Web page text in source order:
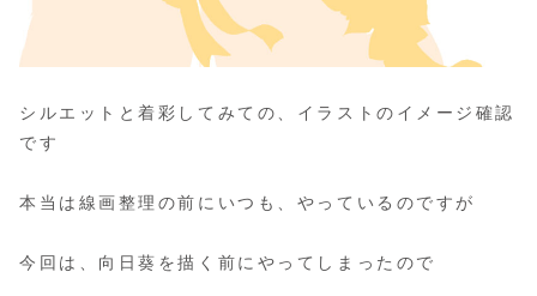
シルエットと着彩してみての、イラストのイメージ確認
です
本当は線画整理の前にいつも、やっているのですが
今回は、向日葵を描く前にやってしまったので